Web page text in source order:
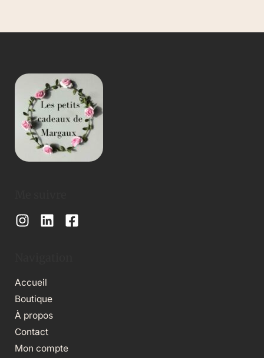
Accueil
Boutique
À propos
Contact
Mon compte